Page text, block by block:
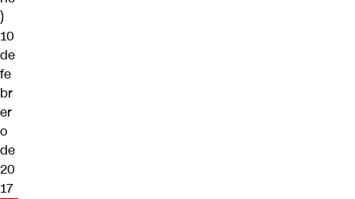
)
10
de
fe
br
er
o
de
20
17